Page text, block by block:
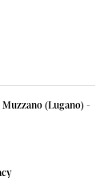
(Lugano) -